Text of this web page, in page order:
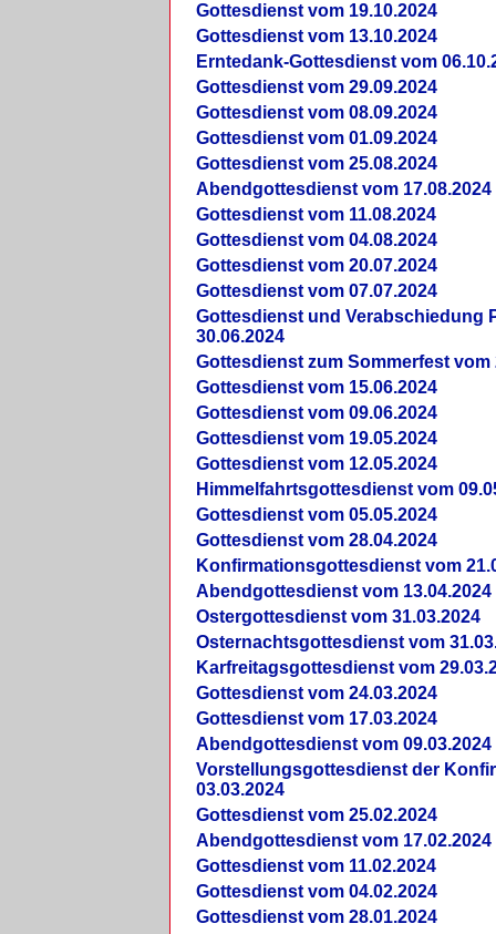
Gottesdienst vom 19.10.2024
Gottesdienst vom 13.10.2024
Erntedank-Gottesdienst vom
Gottesdienst vom 29.09.2024
Gottesdienst vom 08.09.2024
Gottesdienst vom 01.09.2024
Gottesdienst vom 25.08.2024
Abendgottesdienst vom 17.08.2024
Gottesdienst vom 11.08.2024
Gottesdienst vom 04.08.2024
Gottesdienst vom 20.07.2024
Gottesdienst vom 07.07.2024
Gottesdienst und Verabschiedung
30.06.2024
Gottesdienst zum Sommerfest vom
Gottesdienst vom 15.06.2024
Gottesdienst vom 09.06.2024
Gottesdienst vom 19.05.2024
Gottesdienst vom 12.05.2024
Himmelfahrtsgottesdienst vom
Gottesdienst vom 05.05.2024
Gottesdienst vom 28.04.2024
Konfirmationsgottesdienst vom
Abendgottesdienst vom 13.04.2024
Ostergottesdienst vom 31.03.2024
Osternachtsgottesdienst vom
Karfreitagsgottesdienst vom
Gottesdienst vom 24.03.2024
Gottesdienst vom 17.03.2024
Abendgottesdienst vom 09.03.2024
Vorstellungsgottesdienst der
03.03.2024
Gottesdienst vom 25.02.2024
Abendgottesdienst vom 17.02.2024
Gottesdienst vom 11.02.2024
Gottesdienst vom 04.02.2024
Gottesdienst vom 28.01.2024